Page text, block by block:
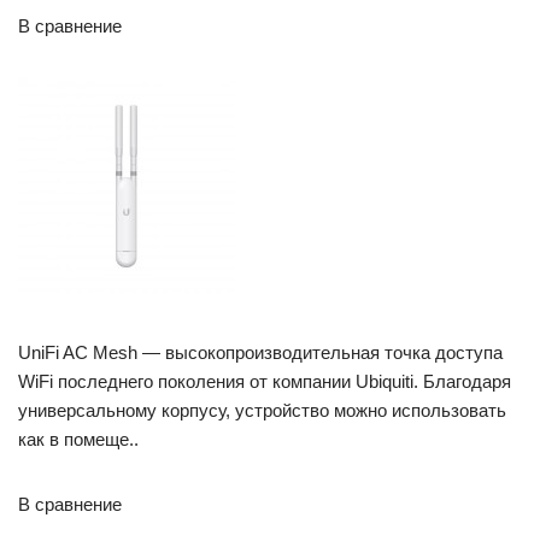
В сравнение
UniFi AC Mesh — высокопроизводительная точка доступа
WiFi последнего поколения от компании Ubiquiti. Благодаря
универсальному корпусу, устройство можно использовать
как в помеще..
В сравнение